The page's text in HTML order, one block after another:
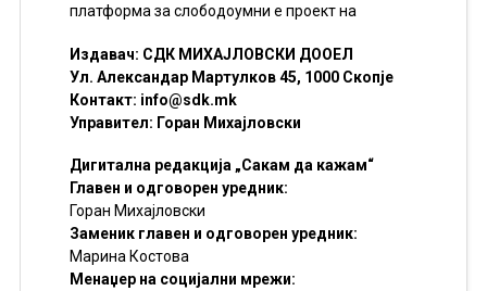
платформа за слободоумни е проект на
Издавач: СДК МИХАЈЛОВСКИ ДООЕЛ
Ул. Александар Мартулков 45, 1000 Скопје
Контакт: info@sdk.mk
Управител: Горан Михајловски
Дигитална редакција „Сакам да кажам“
Главен и одговорен уредник:
Горан Михајловски
Заменик главен и одговорен уредник:
Марина Костова
Менаџер на социјални мрежи: